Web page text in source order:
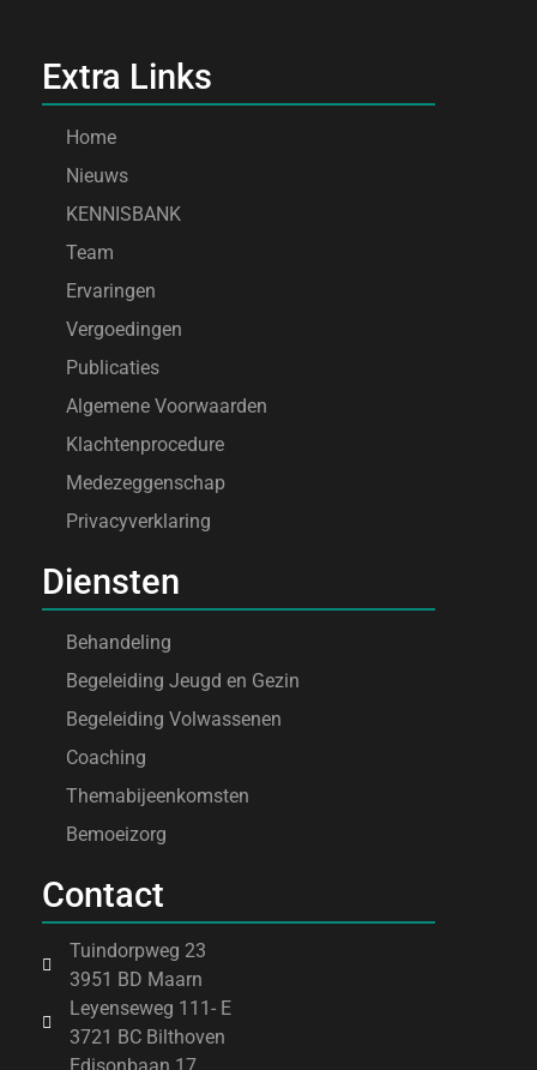
Extra Links
Home
Nieuws
KENNISBANK
Team
Ervaringen
Vergoedingen
Publicaties
Algemene Voorwaarden
Klachtenprocedure
Medezeggenschap
Privacyverklaring
Diensten
Behandeling
Begeleiding Jeugd en Gezin
Begeleiding Volwassenen
Coaching
Themabijeenkomsten
Bemoeizorg
Contact
Tuindorpweg 23
3951 BD Maarn
Leyenseweg 111- E
3721 BC Bilthoven